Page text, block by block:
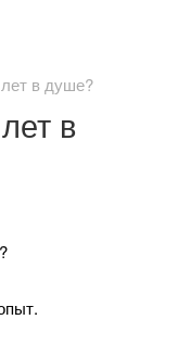
в душе?
в